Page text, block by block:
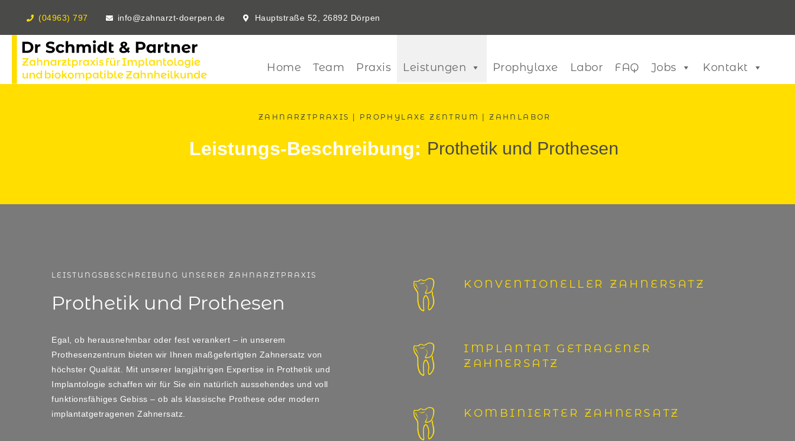
(04963) 797 info@zahnarzt-doerpen.de Hauptstraße 52, 26892 Dörpen
Home Team Praxis Leistungen Prophylaxe Labor FAQ Jobs Kontakt
ZAHNARZTPRAXIS | PROPHYLAXE ZENTRUM | ZAHNLABOR
Leistungs-Beschreibung: Prothetik und Prothesen
LEISTUNGSBESCHREIBUNG UNSERER ZAHNARZTPRAXIS
Prothetik und Prothesen
Egal, ob herausnehmbar oder fest verankert – in unserem
Prothesenzentrum bieten wir Ihnen maßgefertigten Zahnersatz von
höchster Qualität. Mit unserer langjährigen Expertise in Prothetik und
Implantologie schaffen wir für Sie ein natürlich aussehendes und voll
funktionsfähiges Gebiss – ob als klassische Prothese oder modern
implantatgetragenen Zahnersatz.
KONVENTIONELLER ZAHNERSATZ
IMPLANTAT GETRAGENER
ZAHNERSATZ
KOMBINIERTER ZAHNERSATZ